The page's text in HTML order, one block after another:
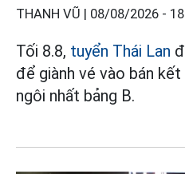
THANH VŨ | 08/08/2026 -
Tối 8.8, tuyển Thái Lan
để giành vé vào bán
ngôi nhất bảng B.